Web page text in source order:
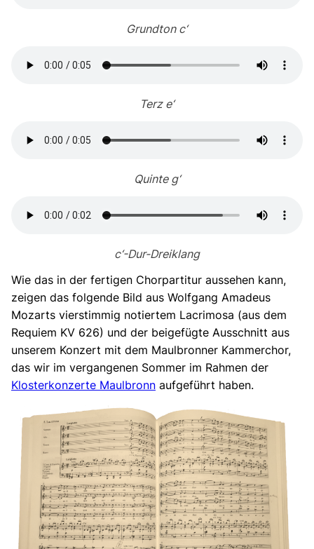
Grundton c‘
Terz e‘
Quinte g‘
c‘-Dur-Dreiklang
Wie das in der fertigen Chorpartitur aussehen kann,
zeigen das folgende Bild aus Wolfgang Amadeus
Mozarts vierstimmig notiertem Lacrimosa (aus dem
Requiem KV 626) und der beigefügte Ausschnitt aus
unserem Konzert mit dem Maulbronner Kammerchor,
das wir im vergangenen Sommer im Rahmen der
Klosterkonzerte Maulbronn aufgeführt haben.